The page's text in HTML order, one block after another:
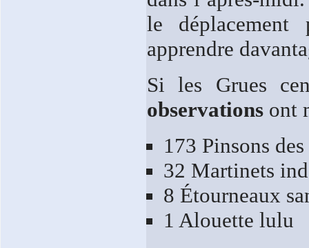
le
apprendre
Si les Grues
observations ont
173 Pinsons
32 Martinets
8 Étourneaux
1 Alouette lulu